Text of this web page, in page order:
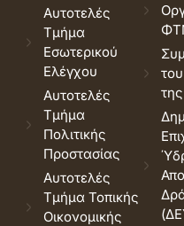
Αυτοτελές
Τμήμα
Εσωτερικού
Ελέγχου
Αυτοτελές
Τμήμα
Πολιτικής
Προστασίας
Αυτοτελές
Τμήμα Τοπικής
Οικονομικής